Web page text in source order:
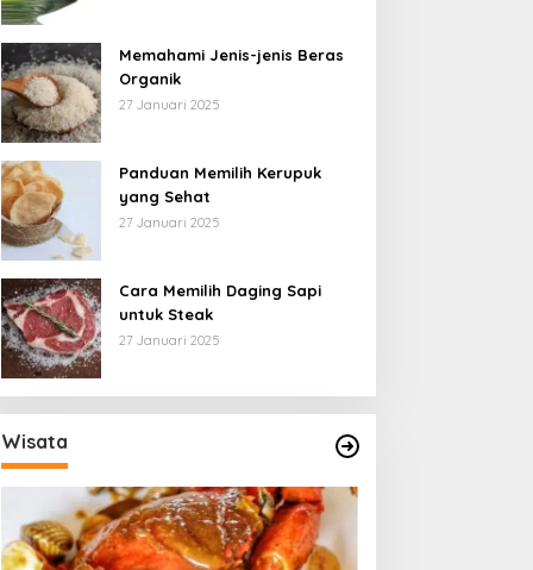
Memahami Jenis-jenis Beras
Organik
27 Januari 2025
Panduan Memilih Kerupuk
yang Sehat
27 Januari 2025
Cara Memilih Daging Sapi
untuk Steak
27 Januari 2025
Wisata